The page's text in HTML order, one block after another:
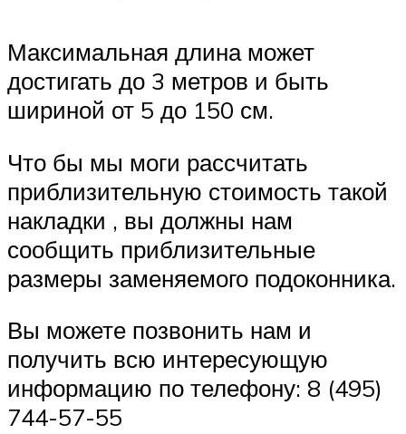
Максимальная длина может
достигать до 3 метров и быть
шириной от 5 до 150 см.
Что бы мы моги рассчитать
приблизительную стоимость такой
накладки , вы должны нам
сообщить приблизительные
размеры заменяемого подоконника.
Вы можете позвонить нам и
получить всю интересующую
информацию по телефону: 8 (495)
744-57-55